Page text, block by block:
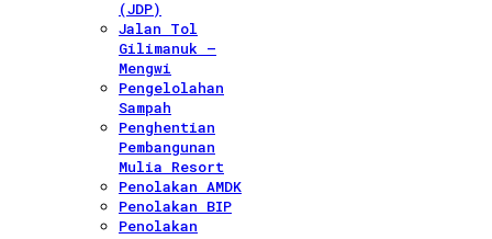
(JDP)
Jalan Tol
Gilimanuk –
Mengwi
Pengelolahan
Sampah
Penghentian
Pembangunan
Mulia Resort
Penolakan AMDK
Penolakan BIP
Penolakan